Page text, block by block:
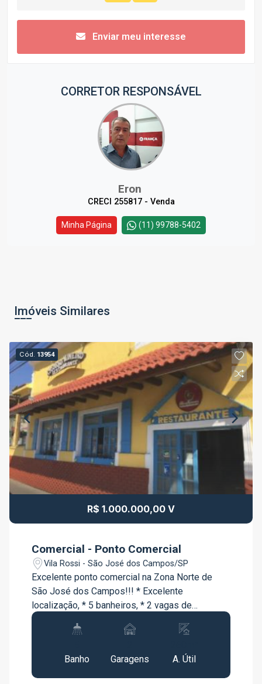
Enviar meu interesse
CORRETOR RESPONSÁVEL
Eron
CRECI 255817 - Venda
Minha Página (11) 99788-5402
Imóveis Similares
Cód. 13954
R$ 1.000.000,00 V
Comercial - Ponto Comercial
Vila Rossi - São José dos Campos/SP
Excelente ponto comercial na Zona Norte de
São José dos Campos!!! * Excelente
localização, * 5 banheiros, * 2 vagas de
Banho
Garagens
A. Útil